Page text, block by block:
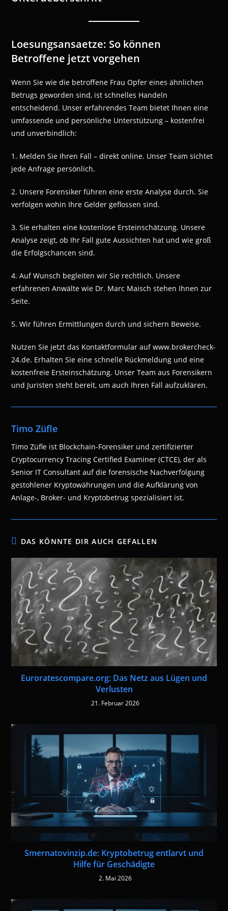
Loesungsansaetze: So können
Betroffene jetzt vorgehen
Wenn Sie wie die betroffene Frau Opfer eines ähnlichen
Betrugs geworden sind, ist schnelles Handeln
entscheidend. Unser erfahrendes Team bietet Ihnen eine
umfassende und persönliche Unterstützung – kostenfrei
und unverbindlich:
1. Melden Sie Ihren Fall – direkt online. Unser Team sichtet
jede Anfrage persönlich.
2. Unsere Forensiker führen eine erste Analyse durch. Sie
verfolgen wohin Ihre Gelder geflossen sind.
3. Sie erhalten eine kostenlose Ersteinschätzung. Unsere
Analyse zeigt, ob Ihr Fall gute Aussichten hat und wie groß
die Erfolgschancen sind.
4. Auf Wunsch begleiten wir Sie rechtlich. Unsere
erfahrenen Anwälte wie Dr. Marc Maisch stehen Ihnen zur
Seite.
5. Wir führen Ermittlungen durch und sichern Beweise.
Nutzen Sie jetzt das Kontaktformular auf www.brokercheck-
24.de. Erhalten Sie eine schnelle Rückmeldung und eine
kostenfreie Ersteinschätzung. Unser Team aus Forensikern
und Juristen steht bereit, um auch Ihren Fall aufzuklären.
Timo Züfle
Timo Züfle ist Blockchain-Forensiker und zertifizierter
Cryptocurrency Tracing Certified Examiner (CTCE), der als
Senior IT Consultant auf die forensische Nachverfolgung
gestohlener Kryptowährungen und die Aufklärung von
Anlage-, Broker- und Kryptobetrug spezialisiert ist.
DAS KÖNNTE DIR AUCH GEFALLEN
Euroratescompare.org: Das Netz aus Lügen und
Verlusten
21. Februar 2026
Smernatovinzip.de: Kryptobetrug entlarvt und
Hilfe für Geschädigte
2. Mai 2026